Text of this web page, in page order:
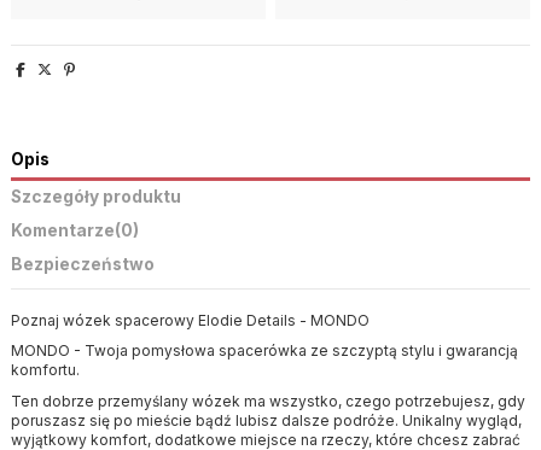
Opis
Szczegóły produktu
Komentarze(0)
Bezpieczeństwo
Poznaj wózek spacerowy Elodie Details - MONDO
MONDO - Twoja pomysłowa spacerówka ze szczyptą stylu i gwarancją
komfortu.
Ten dobrze przemyślany wózek ma wszystko, czego potrzebujesz, gdy
poruszasz się po mieście bądź lubisz dalsze podróże. Unikalny wygląd,
wyjątkowy komfort, dodatkowe miejsce na rzeczy, które chcesz zabrać